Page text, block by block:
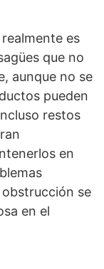
es
que no
aunque no se
pueden
restos
en
se
en el